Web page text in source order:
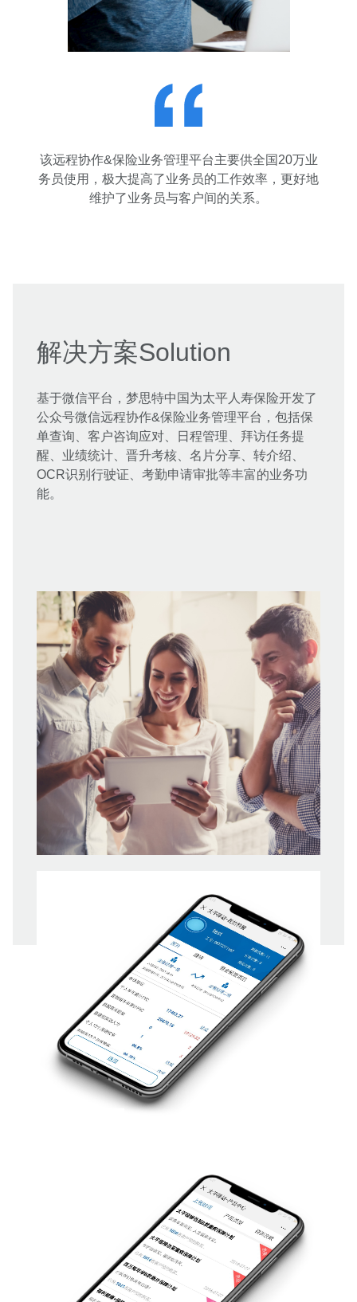
该远程协作&保险业务管理平台主要供全国20万业
务员使用，极大提高了业务员的工作效率，更好地
维护了业务员与客户间的关系。
解决方案Solution
基于微信平台，梦思特中国为太平人寿保险开发了
公众号微信远程协作&保险业务管理平台，包括保
单查询、客户咨询应对、日程管理、拜访任务提
醒、业绩统计、晋升考核、名片分享、转介绍、
OCR识别行驶证、考勤申请审批等丰富的业务功
能。